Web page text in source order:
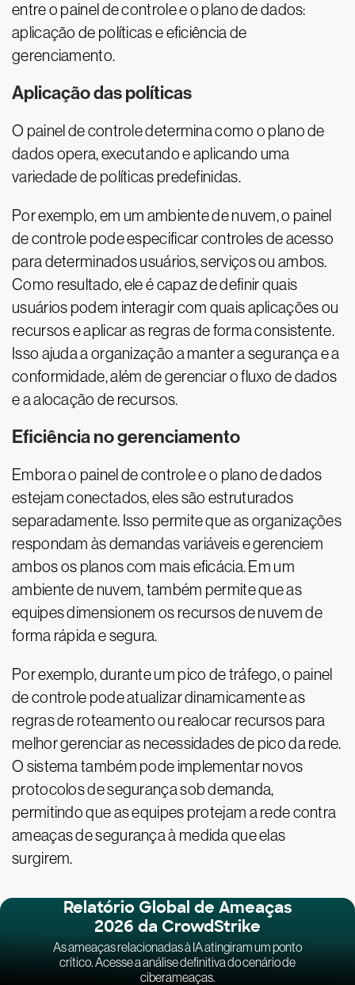
entre o painel de controle e o plano de dados:
aplicação de políticas e eficiência de
gerenciamento.
Aplicação das políticas
O painel de controle determina como o plano de
dados opera, executando e aplicando uma
variedade de políticas predefinidas.
Por exemplo, em um ambiente de nuvem, o painel
de controle pode especificar controles de acesso
para determinados usuários, serviços ou ambos.
Como resultado, ele é capaz de definir quais
usuários podem interagir com quais aplicações ou
recursos e aplicar as regras de forma consistente.
Isso ajuda a organização a manter a segurança e a
conformidade, além de gerenciar o fluxo de dados
e a alocação de recursos.
Eficiência no gerenciamento
Embora o painel de controle e o plano de dados
estejam conectados, eles são estruturados
separadamente. Isso permite que as organizações
respondam às demandas variáveis e gerenciem
ambos os planos com mais eficácia. Em um
ambiente de nuvem, também permite que as
equipes dimensionem os recursos de nuvem de
forma rápida e segura.
Por exemplo, durante um pico de tráfego, o painel
de controle pode atualizar dinamicamente as
regras de roteamento ou realocar recursos para
melhor gerenciar as necessidades de pico da rede.
O sistema também pode implementar novos
protocolos de segurança sob demanda,
permitindo que as equipes protejam a rede contra
ameaças de segurança à medida que elas
surgirem.
Relatório Global de Ameaças
2026 da CrowdStrike
As ameaças relacionadas à IA atingiram um ponto
crítico. Acesse a análise definitiva do cenário de
ciberameaças.